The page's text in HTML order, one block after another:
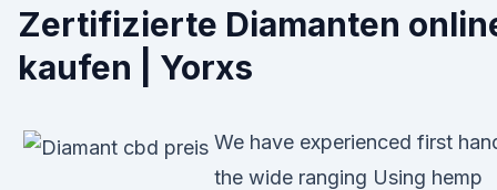
Zertifizierte Diamanten
kaufen | Yorxs
We have experienced first
the wide ranging Using hemp